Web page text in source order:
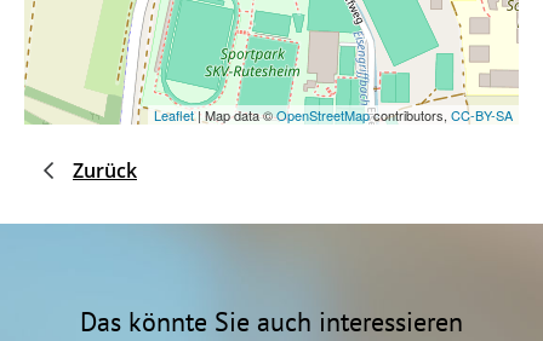
Leaflet| Map data ©OpenStreetMapcontributors, CC-BY-SA
Zurück
Das könnte Sie auch interessieren